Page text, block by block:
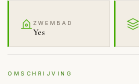
ZWEMBAD
Yes
OMSCHRIJVING